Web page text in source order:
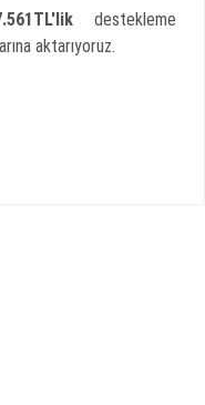
destekleme
aktarıyoruz.